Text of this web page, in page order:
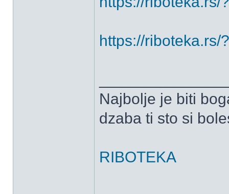
https://riboteka.rs/
Najbolje je biti
dzaba ti sto si
RIBOTEKA